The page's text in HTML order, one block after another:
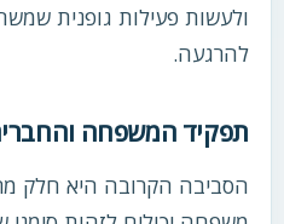
ולעשות פעילות גופנית
להרגעה.
תפקיד המשפחה
הסביבה הקרובה היא חלק